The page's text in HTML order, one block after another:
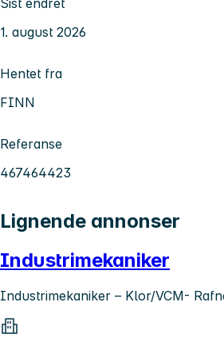
1. august 2026
Hentet fra
FINN
Referanse
467464423
Lignende annonser
Industrimekaniker
Industrimekaniker – Klor/VCM-